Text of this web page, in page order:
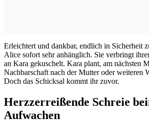
Erleichtert und dankbar, endlich in Sicherheit
Alice sofort sehr anhänglich. Sie verbringt
an Kara gekuschelt. Kara plant, am nächsten
Nachbarschaft nach der Mutter oder weiteren
Doch das Schicksal kommt ihr zuvor.
Herzzerreißende Schreie
Aufwachen